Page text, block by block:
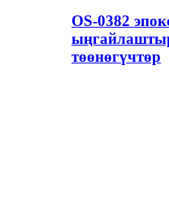
OS-0382
төөнөгүчтөр